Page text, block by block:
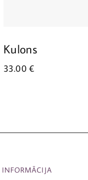
Kulons
33.00€
INFORMĀCIJA